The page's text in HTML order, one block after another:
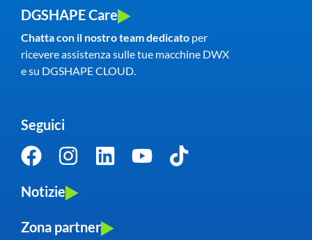
DGSHAPE Care
Chatta con il nostro team dedicato per
ricevere assistenza sulle tue macchine DWX
e su DGSHAPE CLOUD.
Seguici
Notizie
Zona partner